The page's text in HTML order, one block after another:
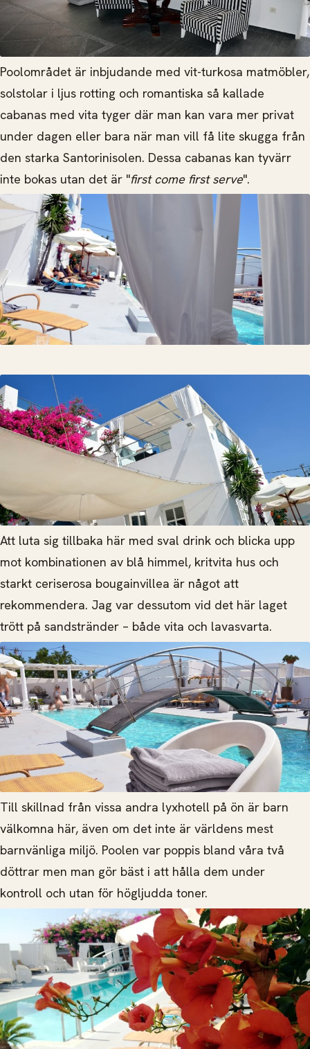
Poolområdet är inbjudande med vit-turkosa matmöbler,
solstolar i ljus rotting och romantiska så kallade
cabanas med vita tyger där man kan vara mer privat
under dagen eller bara när man vill få lite skugga från
den starka Santorinisolen. Dessa cabanas kan tyvärr
inte bokas utan det är "first come first serve".
Att luta sig tillbaka här med sval drink och blicka upp
mot kombinationen av blå himmel, kritvita hus och
starkt ceriserosa bougainvillea är något att
rekommendera. Jag var dessutom vid det här laget
trött på sandstränder – både vita och lavasvarta.
Till skillnad från vissa andra lyxhotell på ön är barn
välkomna här, även om det inte är världens mest
barnvänliga miljö. Poolen var poppis bland våra två
döttrar men man gör bäst i att hålla dem under
kontroll och utan för högljudda toner.